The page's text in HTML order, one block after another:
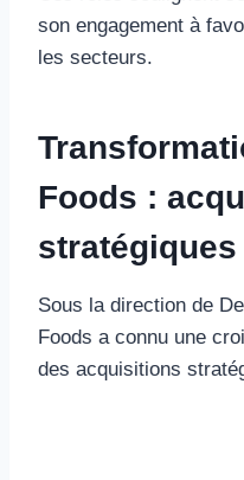
son engagement à
les secteurs.
Foods :
Sous la direction de
Foods a connu une
des acquisitions